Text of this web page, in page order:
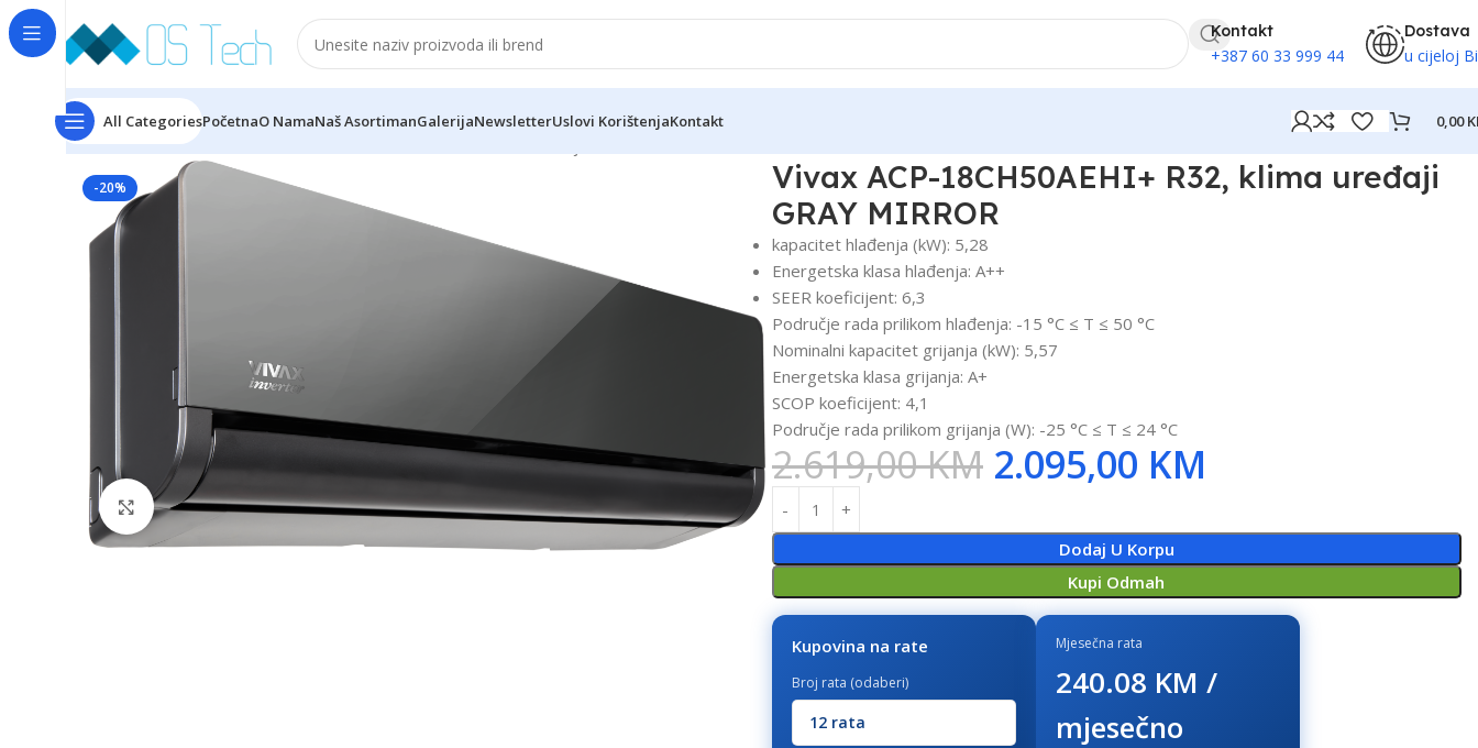
Kontakt
+387 60 33 999 44
Dostava
u cijeloj
All CategoriesPočetnaO NamaNaš AsortimanGalerijaNewsletterUslovi KorištenjaKontakt 0,00
Početna Klime
-20%
Click to enlarge
Vivax ACP-18CH50AEHI+ R32, klima uređaji
GRAY MIRROR
kapacitet hlađenja (kW): 5,28
Energetska klasa hlađenja: A++
SEER koeficijent: 6,3
Područje rada prilikom hlađenja: -15 °C ≤ T ≤ 50 °C
Nominalni kapacitet grijanja (kW): 5,57
Energetska klasa grijanja: A+
SCOP koeficijent: 4,1
Područje rada prilikom grijanja (W): -25 °C ≤ T ≤ 24 °C
2.619,00KM 2.095,00 KM
Dodaj U Korpu
Kupi Odmah
Kupovina na rate
Broj rata (odaberi)
Mjesečna rata
240.08 KM /
mjesečno